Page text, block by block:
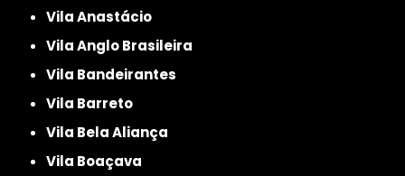
Vila Anastácio
Vila Anglo Brasileira
Vila Bandeirantes
Vila Barreto
Vila Bela Aliança
Vila Boaçava